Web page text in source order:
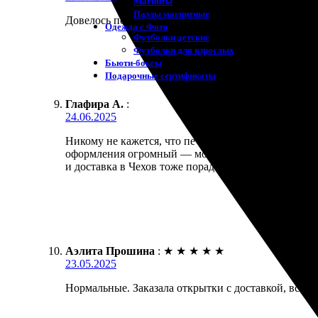
Пазлы магнитные
Одежда с Фото
Футболки детские
Футболки для взрослых
Бьюти-боксы
Подарочные сертификаты
Довелось попробовать услуги по печати
Глафира А. :
24.06.2025
Никому не кажется, что печать открыток — это
оформления огромный — можно подобрать стиль,
и доставка в Чехов тоже порадовала. Качество
Аэлита Прошина : ★ ★ ★ ★ ★
23.05.2025
Нормальные. Заказала открытки с доставкой,